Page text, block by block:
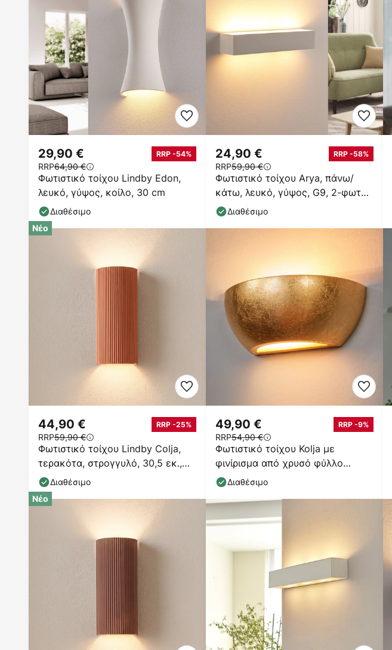
Φωτιστικό τοίχου Lindby Edon,
λευκό, γύψος, κοίλο, 30 cm
29,90 € RRP -54%
RRP64,90 €
Διαθέσιμο
Φωτιστικό τοίχου Arya, πάνω/
κάτω, λευκό, γύψος, G9, 2-φωτο,
βαφόμενο
24,90 € RRP -58%
RRP59,90 €
Διαθέσιμο
Νέο
Φωτιστικό τοίχου Lindby Colja,
τερακότα, στρογγυλό, 30,5 εκ.,
γύψος
44,90 € RRP -25%
RRP59,90 €
Διαθέσιμο
Φωτιστικό τοίχου Kolja με
φινίρισμα από χρυσό φύλλο
αλουμινίου
49,90 € RRP -9%
RRP54,90 €
Διαθέσιμο
Νέο